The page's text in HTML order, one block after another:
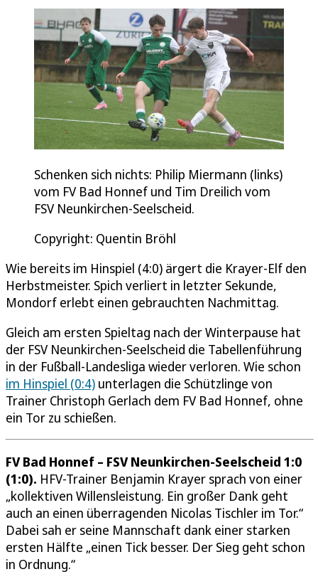
Schenken sich nichts: Philip Miermann (links)
vom FV Bad Honnef und Tim Dreilich vom
FSV Neunkirchen-Seelscheid.
Copyright: Quentin Bröhl
Wie bereits im Hinspiel (4:0) ärgert die Krayer-Elf den
Herbstmeister. Spich verliert in letzter Sekunde,
Mondorf erlebt einen gebrauchten Nachmittag.
Gleich am ersten Spieltag nach der Winterpause hat
der FSV Neunkirchen-Seelscheid die Tabellenführung
in der Fußball-Landesliga wieder verloren. Wie schon
im Hinspiel (0:4) unterlagen die Schützlinge von
Trainer Christoph Gerlach dem FV Bad Honnef, ohne
ein Tor zu schießen.
FV Bad Honnef – FSV Neunkirchen-Seelscheid 1:0
(1:0). HFV-Trainer Benjamin Krayer sprach von einer
„kollektiven Willensleistung. Ein großer Dank geht
auch an einen überragenden Nicolas Tischler im Tor.“
Dabei sah er seine Mannschaft dank einer starken
ersten Hälfte „einen Tick besser. Der Sieg geht schon
in Ordnung.“